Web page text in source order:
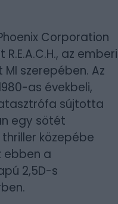
Corporation
az emberi
szerepében. Az
as évekbeli,
sújtotta
egy sötét
közepébe
ebben a
2,5D-s